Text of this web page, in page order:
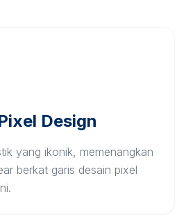
Design
yang ikonik, memenangkan
berkat garis desain pixel